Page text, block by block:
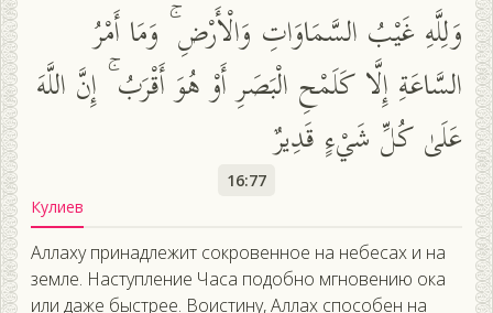
وَلِلَّهِ غَيْبُ السَّمَاوَاتِ وَالْأَرْضِ ۚ وَمَا أَمْرُ
السَّاعَةِ إِلَّا كَلَمْحِ الْبَصَرِ أَوْ هُوَ أَقْرَبُ ۚ إِنَّ اللَّهَ
عَلَىٰ كُلِّ شَيْءٍ قَدِيرٌ
16:77
Кулиев
Аллаху принадлежит сокровенное на небесах и на
земле. Наступление Часа подобно мгновению ока
или даже быстрее. Воистину, Аллах способен на